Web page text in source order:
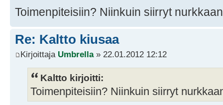
Toimenpiteisiin? Niinkuin siirryt
Re: Kaltto kiusaa
Kirjoittaja Umbrella» 22.01.2012 12:12
Kaltto kirjoitti:
Toimenpiteisiin? Niinkuin siirryt